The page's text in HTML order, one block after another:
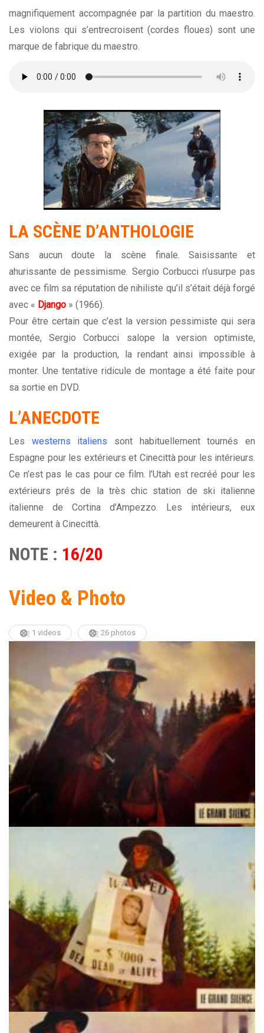
magnifiquement accompagnée par la partition du maestro.
Les violons qui s’entrecroisent (cordes floues) sont une
marque de fabrique du maestro.
LA SCÈNE D’ANTHOLOGIE
Sans aucun doute la scène finale. Saisissante et
ahurissante de pessimisme. Sergio Corbucci n’usurpe pas
avec ce film sa réputation de nihiliste qu’il s’était déjà forgé
avec « Django » (1966).
Pour être certain que c’est la version pessimiste qui sera
montée, Sergio Corbucci salope la version optimiste,
exigée par la production, la rendant ainsi impossible à
monter. Une tentative ridicule de montage a été faite pour
sa sortie en DVD.
L’ANECDOTE
Les westerns italiens sont habituellement tournés en
Espagne pour les extérieurs et Cinecittà pour les intérieurs.
Ce n’est pas le cas pour ce film. l’Utah est recréé pour les
extérieurs prés de la très chic station de ski italienne
italienne de Cortina d’Ampezzo. Les intérieurs, eux
demeurent à Cinecittà.
NOTE : 16/20
Video & Photo
1 videos 26 photos